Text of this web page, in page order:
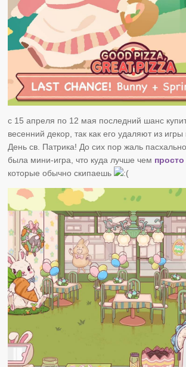
с 15 апреля по 12 мая последний шанс
весенний декор, так как его удаляют из
День св. Патрика! До сих пор жаль
была мини-игра, что куда лучше чем
которые обычно скипаешь